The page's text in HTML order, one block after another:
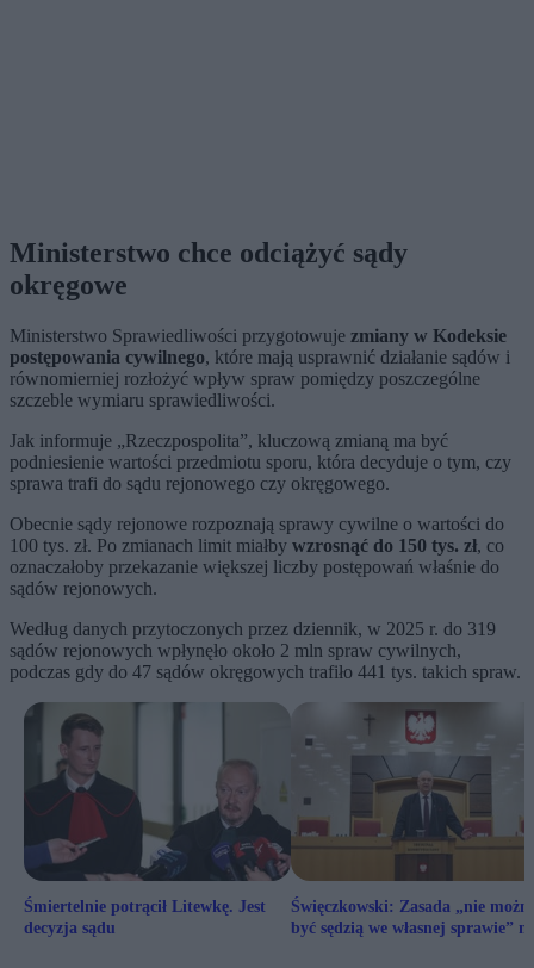
Ministerstwo chce odciążyć sądy
okręgowe
Ministerstwo Sprawiedliwości przygotowuje zmiany w Kodeksie
postępowania cywilnego, które mają usprawnić działanie sądów i
równomierniej rozłożyć wpływ spraw pomiędzy poszczególne
szczeble wymiaru sprawiedliwości.
Jak informuje „Rzeczpospolita”, kluczową zmianą ma być
podniesienie wartości przedmiotu sporu, która decyduje o tym, czy
sprawa trafi do sądu rejonowego czy okręgowego.
Obecnie sądy rejonowe rozpoznają sprawy cywilne o wartości do
100 tys. zł. Po zmianach limit miałby wzrosnąć do 150 tys. zł, co
oznaczałoby przekazanie większej liczby postępowań właśnie do
sądów rejonowych.
Według danych przytoczonych przez dziennik, w 2025 r. do 319
sądów rejonowych wpłynęło około 2 mln spraw cywilnych,
podczas gdy do 47 sądów okręgowych trafiło 441 tys. takich spraw.
Śmiertelnie potrącił Litewkę. Jest
decyzja sądu
Święczkowski: Zasada „nie
być sędzią we własnej sprawie”